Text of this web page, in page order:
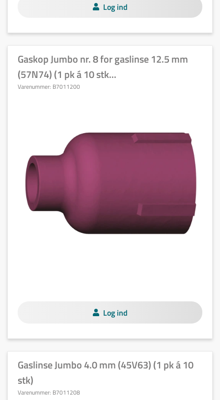
Log ind
Gaskop Jumbo nr. 8 for gaslinse 12.5 mm
(57N74) (1 pk á 10 stk...
Varenummer: B7011200
Log ind
Gaslinse Jumbo 4.0 mm (45V63) (1 pk á 10
stk)
Varenummer: B7011208